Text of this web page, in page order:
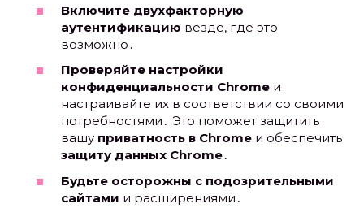
Включите двухфакторную
аутентификацию везде, где это
возможно․
Проверяйте настройки
конфиденциальности Chrome и
настраивайте их в соответствии со своими
потребностями․ Это поможет защитить
вашу приватность в Chrome и обеспечить
защиту данных Chrome․
Будьте осторожны с подозрительными
сайтами и расширениями․